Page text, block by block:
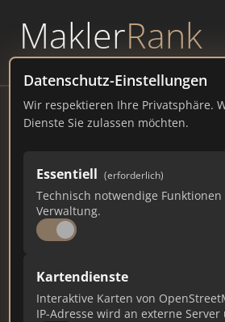
MaklerRank
powered byWAVEPOINT
Datenschutz-Einstellungen
Wir respektieren Ihre Privatsphäre.
Dienste Sie zulassen möchten.
Essentiell (erforderlich)
Technisch notwendige Funktionen
Verwaltung.
Kartendienste
Interaktive Karten von
IP-Adresse wird an externe
OBERMEIER
Straße 170a, 93059
obermeier-
8.109
Gesamtpunkte